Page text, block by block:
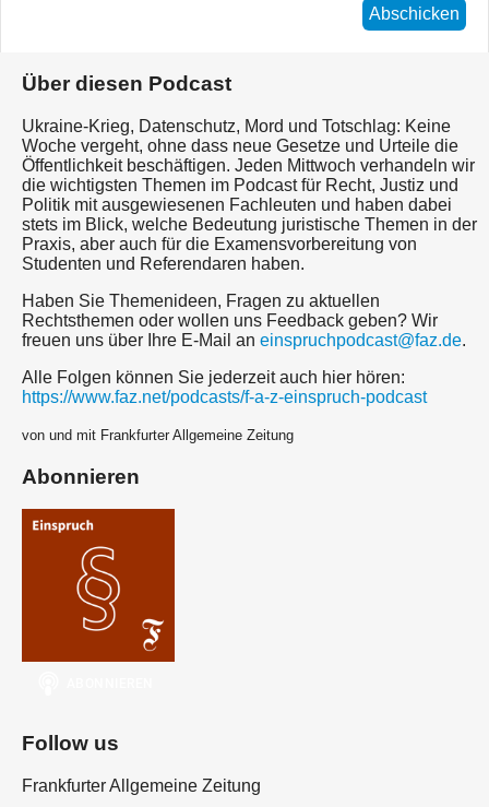
Abschicken
Über diesen Podcast
Ukraine-Krieg, Datenschutz, Mord und Totschlag: Keine
Woche vergeht, ohne dass neue Gesetze und Urteile die
Öffentlichkeit beschäftigen. Jeden Mittwoch verhandeln wir
die wichtigsten Themen im Podcast für Recht, Justiz und
Politik mit ausgewiesenen Fachleuten und haben dabei
stets im Blick, welche Bedeutung juristische Themen in der
Praxis, aber auch für die Examensvorbereitung von
Studenten und Referendaren haben.
Haben Sie Themenideen, Fragen zu aktuellen
Rechtsthemen oder wollen uns Feedback geben? Wir
freuen uns über Ihre E-Mail an einspruchpodcast@faz.de.
Alle Folgen können Sie jederzeit auch hier hören:
https://www.faz.net/podcasts/f-a-z-einspruch-podcast
von und mit Frankfurter Allgemeine Zeitung
Abonnieren
Follow us
Frankfurter Allgemeine Zeitung